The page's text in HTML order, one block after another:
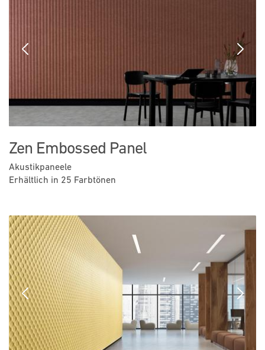
Previous Next
Zen Embossed Panel
Akustikpaneele
Erhältlich in 25 Farbtönen
Previous Next